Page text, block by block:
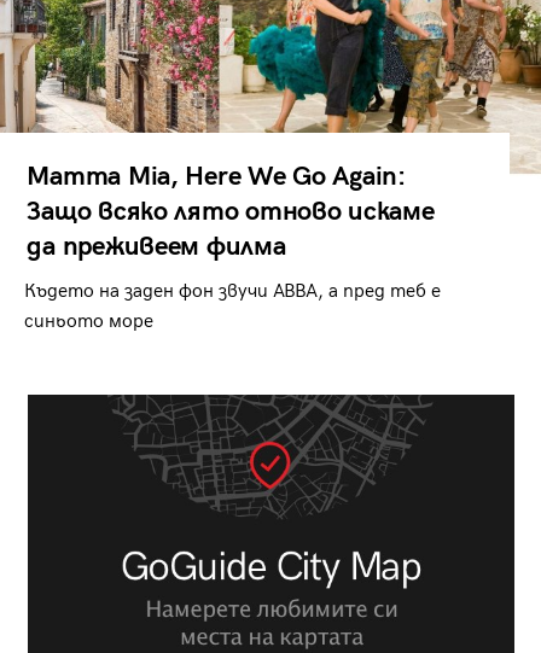
Mamma Mia, Here We Go Again:
Защо всяко лято отново искаме
да преживеем филма
Където на заден фон звучи ABBA, а пред теб е
синьото море